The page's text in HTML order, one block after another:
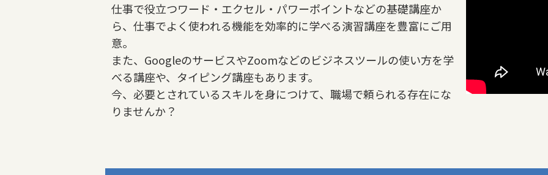
仕事で役立つワード・エクセル・パワーポイントなどの基礎講座か
ら、仕事でよく使われる機能を効率的に学べる演習講座を豊富にご用
意。
また、GoogleのサービスやZoomなどのビジネスツールの使い方を学
べる講座や、タイピング講座もあります。
今、必要とされているスキルを身につけて、職場で頼られる存在にな
りませんか？